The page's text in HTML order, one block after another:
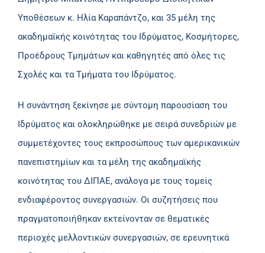
Υποθέσεων κ. Ηλία Καραπάντζο, και 35 μέλη της
ακαδημαϊκής κοινότητας του Ιδρύματος, Κοσμήτορες,
Προέδρους Τμημάτων και καθηγητές από όλες τις
Σχολές και τα Τμήματα του Ιδρύματος.
Η συνάντηση ξεκίνησε με σύντομη παρουσίαση του
Ιδρύματος και ολοκληρώθηκε με σειρά συνεδριών με
συμμετέχοντες τους εκπροσώπους των αμερικανικών
πανεπιστημίων και τα μέλη της ακαδημαϊκής
κοινότητας του ΔΙΠΑΕ, ανάλογα με τους τομείς
ενδιαφέροντος συνεργασιών. Οι συζητήσεις που
πραγματοποιήθηκαν εκτείνονταν σε θεματικές
περιοχές μελλοντικών συνεργασιών, σε ερευνητικά